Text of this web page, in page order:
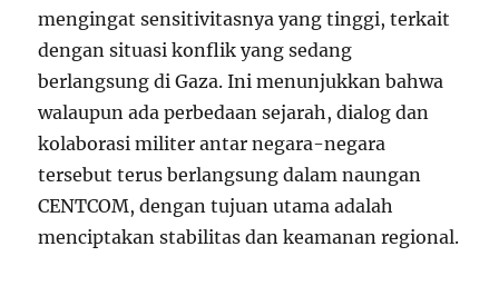
mengingat sensitivitasnya yang tinggi, terkait
dengan situasi konflik yang sedang
berlangsung di Gaza. Ini menunjukkan bahwa
walaupun ada perbedaan sejarah, dialog dan
kolaborasi militer antar negara-negara
tersebut terus berlangsung dalam naungan
CENTCOM, dengan tujuan utama adalah
menciptakan stabilitas dan keamanan regional.